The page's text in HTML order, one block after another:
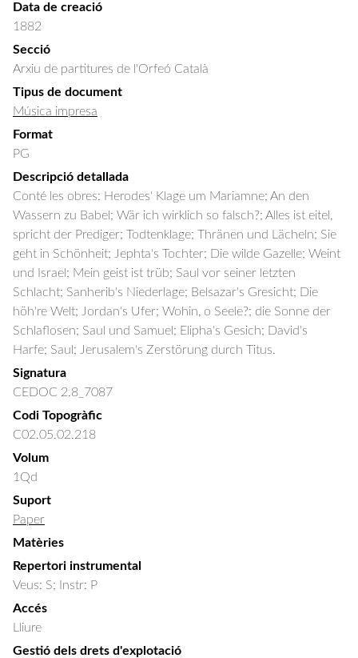
Data de creació
1882
Secció
Arxiu de partitures de l'Orfeó Català
Tipus de document
Música impresa
Format
PG
Descripció detallada
Conté les obres: Herodes' Klage um Mariamne; An den
Wassern zu Babel; Wär ich wirklich so falsch?; Alles ist eitel,
spricht der Prediger; Todtenklage; Thränen und Lächeln; Sie
geht in Schönheit; Jephta's Tochter; Die wilde Gazelle; Weint
und Israel; Mein geist ist trüb; Saul vor seiner letzten
Schlacht; Sanherib's Niederlage; Belsazar's Gresicht; Die
höh're Welt; Jordan's Ufer; Wohin, o Seele?; die Sonne der
Schlaflosen; Saul und Samuel; Elipha's Gesich; David's
Harfe; Saul; Jerusalem's Zerstörung durch Titus.
Signatura
CEDOC 2.8_7087
Codi Topogràfic
C02.05.02.218
Volum
1Qd
Suport
Paper
Matèries
Repertori instrumental
Veus: S; Instr: P
Accés
Lliure
Gestió dels drets d'explotació